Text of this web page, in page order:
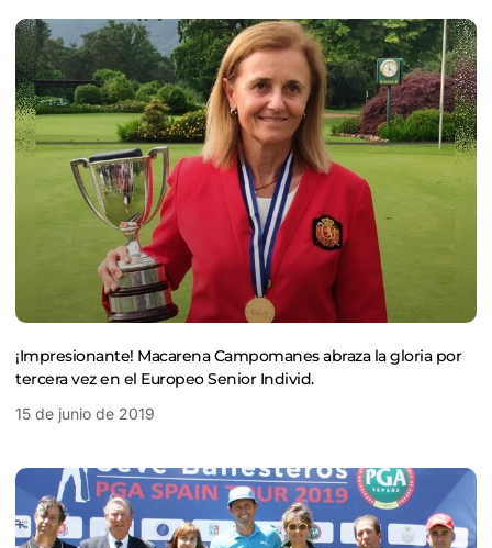
¡Impresionante! Macarena Campomanes abraza la gloria por
tercera vez en el Europeo Senior Individ.
15 de junio de 2019